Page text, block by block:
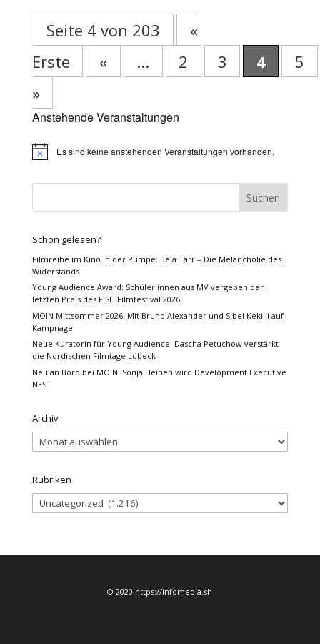
Seite 4 von 203
«
Erste
« ... 2 3 4
5
»
Anstehende Veranstaltungen
HinweisEs sind keine anstehenden Veranstaltungen vorhanden.
Schon gelesen?
Filmreihe im Kino in der Pumpe: Béla Tarr – Die Melancholie des
Widerstands
Young Audience Award: Schüler:innen aus MV vergeben den
letzten Preis des FiSH Filmfestival 2026
MOIN Mittsommer 2026: Mit Bruno Alexander und Sibel Kekilli auf
Kampnagel
Neue Kuratorin für Young Audience: Dascha Petuchow verstärkt
die Nordischen Filmtage Lübeck
Neu an Bord bei MOIN: Sonja Heinen wird Development Executive
NEST
Archiv
Archiv
Rubriken
Rubriken
© 2020 https://infomedia.sh